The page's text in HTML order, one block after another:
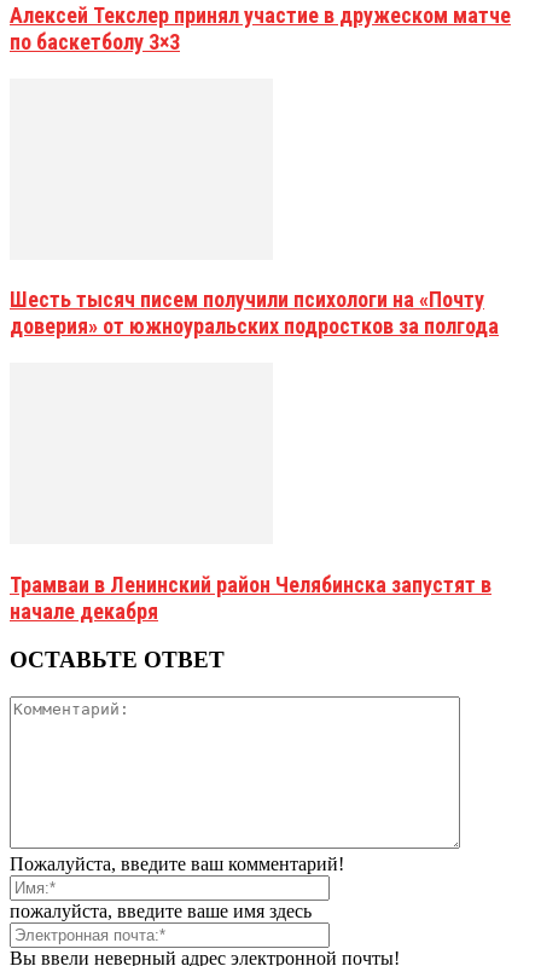
Алексей Текслер принял участие в дружеском матче
по баскетболу 3×3
Шесть тысяч писем получили психологи на «Почту
доверия» от южноуральских подростков за полгода
Трамваи в Ленинский район Челябинска запустят в
начале декабря
ОСТАВЬТЕ ОТВЕТ
Пожалуйста, введите ваш комментарий!
пожалуйста, введите ваше имя здесь
Вы ввели неверный адрес электронной почты!